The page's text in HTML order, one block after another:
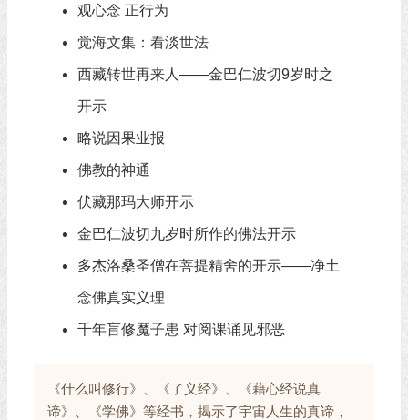
观心念 正行为
觉海文集：看淡世法
西藏转世再来人——金巴仁波切9岁时之
开示
略说因果业报
佛教的神通
伏藏那玛大师开示
金巴仁波切九岁时所作的佛法开示
多杰洛桑圣僧在菩提精舍的开示——净土
念佛真实义理
千年盲修魔子患 对阅课诵见邪恶
《什么叫修行》、《了义经》、《藉心经说真
谛》、《学佛》等经书，揭示了宇宙人生的真谛，